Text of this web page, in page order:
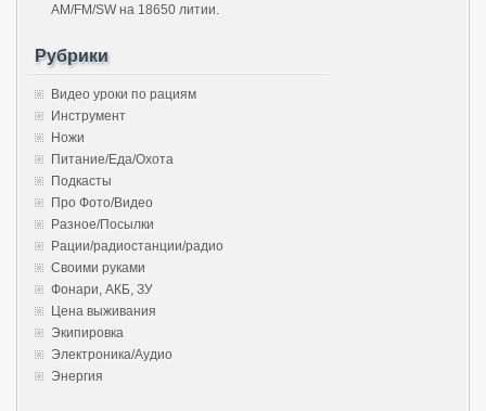
AM/FM/SW на 18650 литии.
Рубрики
Видео уроки по рациям
Инструмент
Ножи
Питание/Еда/Охота
Подкасты
Про Фото/Видео
Разное/Посылки
Рации/радиостанции/радио
Своими руками
Фонари, АКБ, ЗУ
Цена выживания
Экипировка
Электроника/Аудио
Энергия